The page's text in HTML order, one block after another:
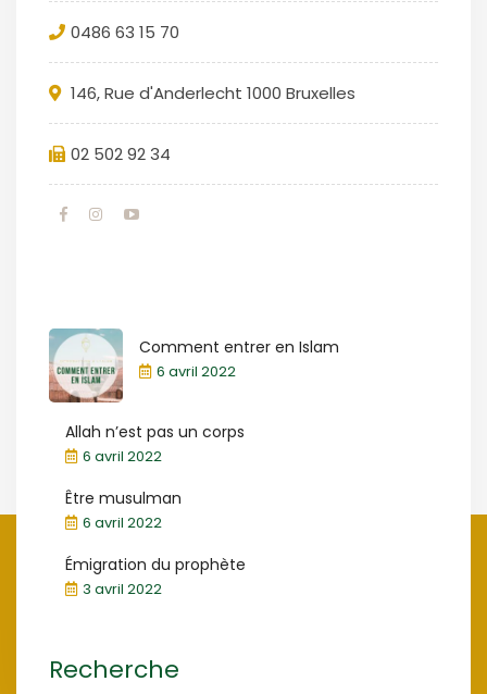
0486 63 15 70
146, Rue d'Anderlecht 1000 Bruxelles
02 502 92 34
Comment entrer en Islam
6 avril 2022
Allah n’est pas un corps
6 avril 2022
Être musulman
6 avril 2022
Émigration du prophète
3 avril 2022
Recherche